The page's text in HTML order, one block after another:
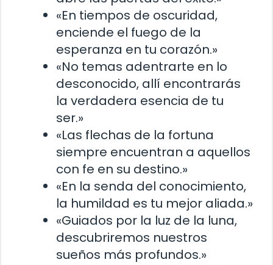
«En tiempos de oscuridad,
enciende el fuego de la
esperanza en tu corazón.»
«No temas adentrarte en lo
desconocido, allí encontrarás
la verdadera esencia de tu
ser.»
«Las flechas de la fortuna
siempre encuentran a aquellos
con fe en su destino.»
«En la senda del conocimiento,
la humildad es tu mejor aliada.»
«Guiados por la luz de la luna,
descubriremos nuestros
sueños más profundos.»